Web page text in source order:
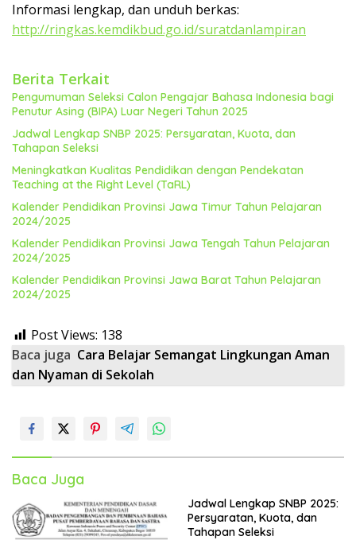
Informasi lengkap, dan unduh berkas:
http://ringkas.kemdikbud.go.id/suratdanlampiran
Berita Terkait
Pengumuman Seleksi Calon Pengajar Bahasa Indonesia bagi
Penutur Asing (BIPA) Luar Negeri Tahun 2025
Jadwal Lengkap SNBP 2025: Persyaratan, Kuota, dan
Tahapan Seleksi
Meningkatkan Kualitas Pendidikan dengan Pendekatan
Teaching at the Right Level (TaRL)
Kalender Pendidikan Provinsi Jawa Timur Tahun Pelajaran
2024/2025
Kalender Pendidikan Provinsi Jawa Tengah Tahun Pelajaran
2024/2025
Kalender Pendidikan Provinsi Jawa Barat Tahun Pelajaran
2024/2025
Post Views: 138
Baca juga Cara Belajar Semangat Lingkungan Aman
dan Nyaman di Sekolah
Baca Juga
Jadwal Lengkap SNBP 2025:
Persyaratan, Kuota, dan
Tahapan Seleksi